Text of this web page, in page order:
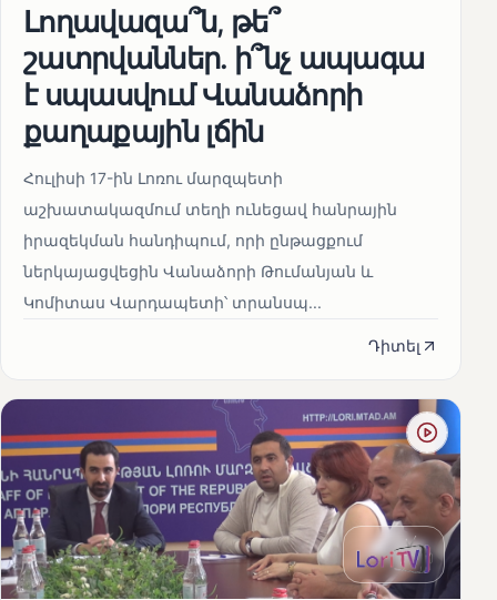
Լողավազա՞ն, թե՞
շատրվաններ. ի՞նչ ապագա
է սպասվում Վանաձորի
քաղաքային լճին
Հուլիսի 17-ին Լոռու մարզպետի
աշխատակազմում տեղի ունեցավ հանրային
իրազեկման հանդիպում, որի ընթացքում
ներկայացվեցին Վանաձորի Թումանյան և
Կոմիտաս Վարդապետի՝ տրանսպ...
Դիտել